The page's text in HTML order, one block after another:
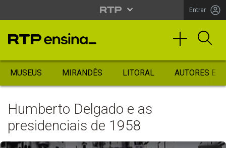
Entrar
MUSEUS MIRANDÊS LITORAL AUTORES
Humberto Delgado e as
presidenciais de 1958